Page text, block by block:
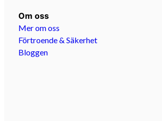
Om oss
Mer om oss
Förtroende & Säkerhet
Bloggen